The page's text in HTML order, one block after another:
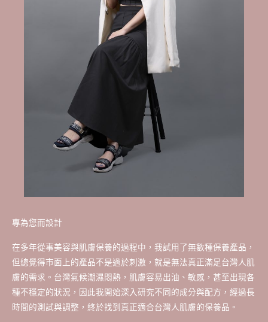
專為您而設計
在多年從事美容與肌膚保養的過程中，我試用了無數種保養產品，
但總覺得市面上的產品不是過於刺激，就是無法真正滿足台灣人肌
膚的需求。台灣氣候潮濕悶熱，肌膚容易出油、敏感，甚至出現各
種不穩定的狀況，因此我開始深入研究不同的成分與配方，經過長
時間的測試與調整，終於找到真正適合台灣人肌膚的保養品。